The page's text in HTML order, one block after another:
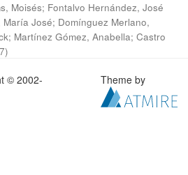
Moisés; Fontalvo Hernández, José
María José; Domínguez Merlano,
; Martínez Gómez, Anabella; Castro
)
© 2002-
Theme by